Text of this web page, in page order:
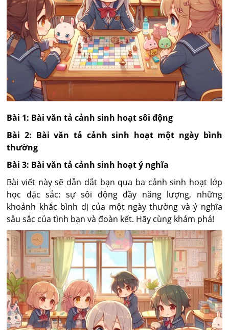
Bài 1: Bài văn tả cảnh sinh hoạt sôi động
Bài 2: Bài văn tả cảnh sinh hoạt một ngày bình
thường
Bài 3: Bài văn tả cảnh sinh hoạt ý nghĩa
Bài viết này sẽ dẫn dắt bạn qua ba cảnh sinh hoạt lớp
học đặc sắc: sự sôi động đầy năng lượng, những
khoảnh khắc bình dị của một ngày thường và ý nghĩa
sâu sắc của tình bạn và đoàn kết. Hãy cùng khám phá!